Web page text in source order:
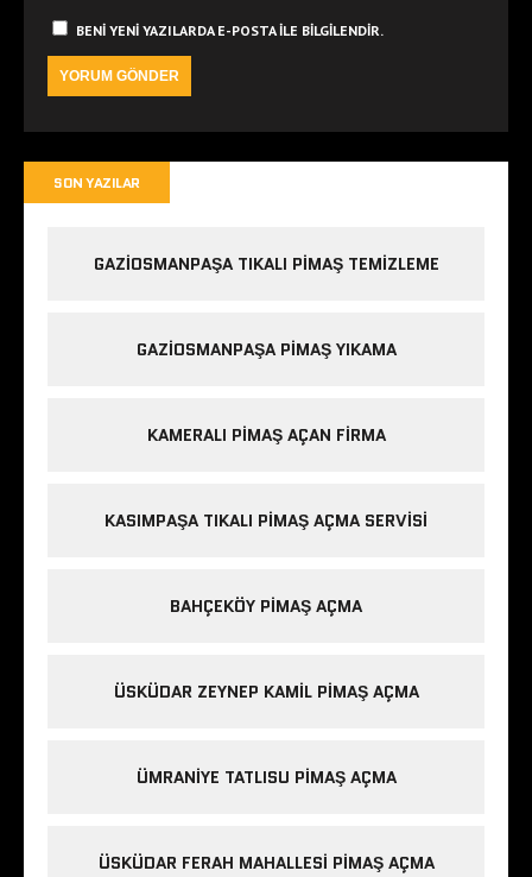
BENI YENI YAZILARDA E-POSTA ILE BILGILENDIR.
SON YAZILAR
GAZIOSMANPAŞA TIKALI PIMAŞ TEMIZLEME
GAZIOSMANPAŞA PIMAŞ YIKAMA
KAMERALI PIMAŞ AÇAN FIRMA
KASIMPAŞA TIKALI PIMAŞ AÇMA SERVISI
BAHÇEKÖY PIMAŞ AÇMA
ÜSKÜDAR ZEYNEP KAMIL PIMAŞ AÇMA
ÜMRANIYE TATLISU PIMAŞ AÇMA
ÜSKÜDAR FERAH MAHALLESI PIMAŞ AÇMA